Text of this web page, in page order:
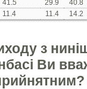
41.5 29.9
40.8
11.4 11.4 14.2
з
Ви
?